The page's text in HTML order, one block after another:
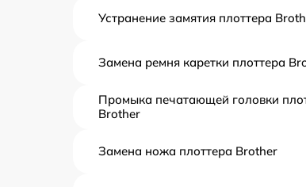
Устранение замятия плоттера
Замена ремня каретки плоттера
Промыка печатающей головки
Brother
Замена ножа плоттера Brother